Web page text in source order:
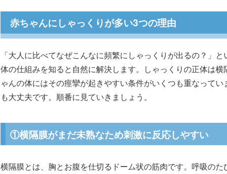
赤ちゃんにしゃっくりが多い3つの理由
「大人に比べてなぜこんなに頻繁にしゃっくりが出るの？」
体の仕組みを知ると自然に解決します。しゃっくりの正体は横
ゃんの体にはその痙攣が起きやすい条件がいくつも重なって
も大丈夫です。順番に見ていきましょう。
①横隔膜がまだ未熟なため刺激に反応しやすい
横隔膜とは、胸とお腹を仕切るドーム状の筋肉です。呼吸のた